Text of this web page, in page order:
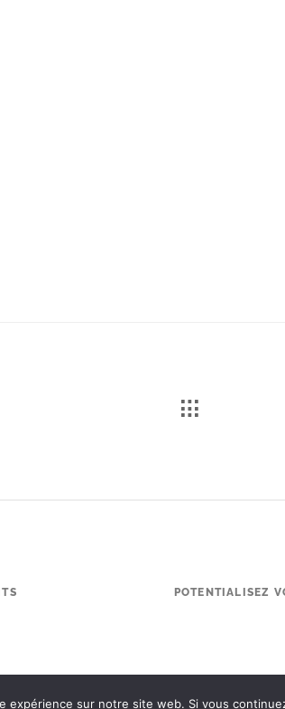
POTENTIALISEZ
expérience sur notre site web. Si vous